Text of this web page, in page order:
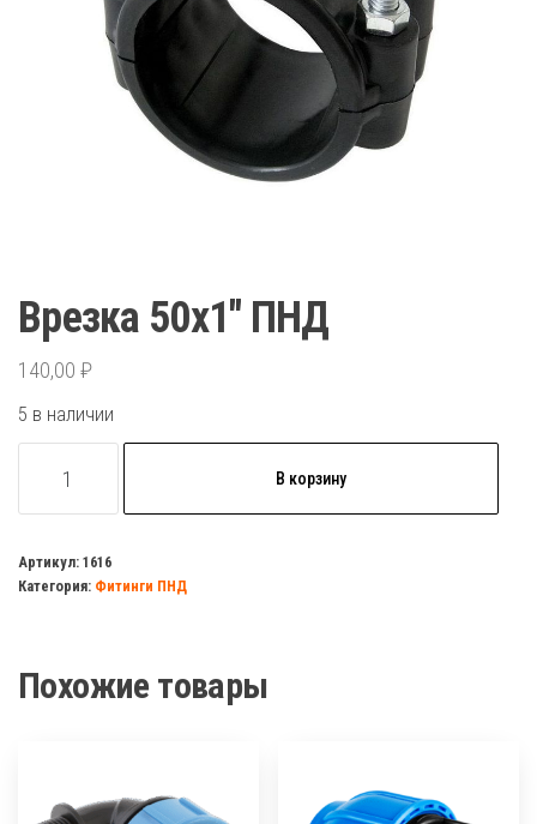
Врезка 50х1″ ПНД
140,00 ₽
5 в наличии
товара
50х1"
ПНД
В корзину
Артикул: 1616
Категория: Фитинги ПНД
Похожие товары